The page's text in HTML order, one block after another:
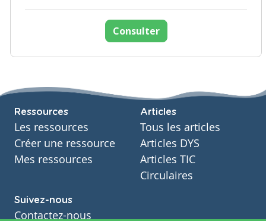
Consulter
Ressources
Les ressources
Créer une ressource
Mes ressources
Articles
Tous les articles
Articles DYS
Articles TIC
Circulaires
Suivez-nous
Contactez-nous